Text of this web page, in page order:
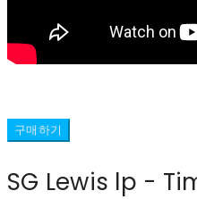
구매하기
SG Lewis lp -